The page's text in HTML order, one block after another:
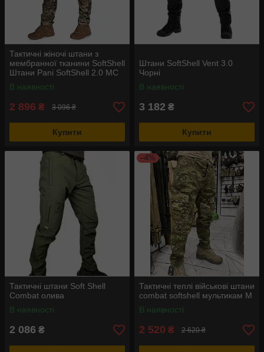
Тактичні жіночі штани з
мембранної тканини SoftShell
Штани Pani SoftShell 2.0 MC
В наявності
2 896 ₴ 3 096 ₴
Купити
Штани SoftShell Vent 3.0
Чорні
В наявності
3 182 ₴
Купити
Тактичні штани Soft Shell
Combat олива
В наявності
2 086 ₴
–4%
Тактичні теплі військові штани
combat softshell мультикам M
В наявності
2 520 ₴ 2 620 ₴